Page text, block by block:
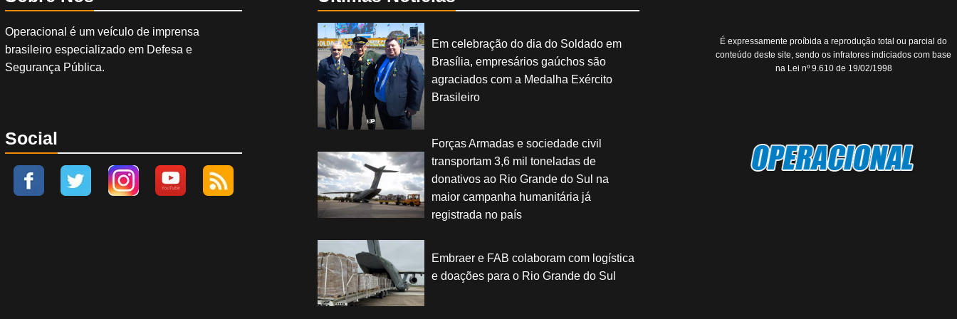
Operacional é um veículo de imprensa
brasileiro especializado em Defesa e
Segurança Pública.
Social
Em celebração do dia do Soldado em
Brasília, empresários gaúchos são
agraciados com a Medalha Exército
Brasileiro
Forças Armadas e sociedade civil
transportam 3,6 mil toneladas de
donativos ao Rio Grande do Sul na
maior campanha humanitária já
registrada no país
Embraer e FAB colaboram com logística
e doações para o Rio Grande do Sul
É expressamente proíbida a reprodução total ou parcial do
conteúdo deste site, sendo os infratores indiciados com base
na Lei nº 9.610 de 19/02/1998